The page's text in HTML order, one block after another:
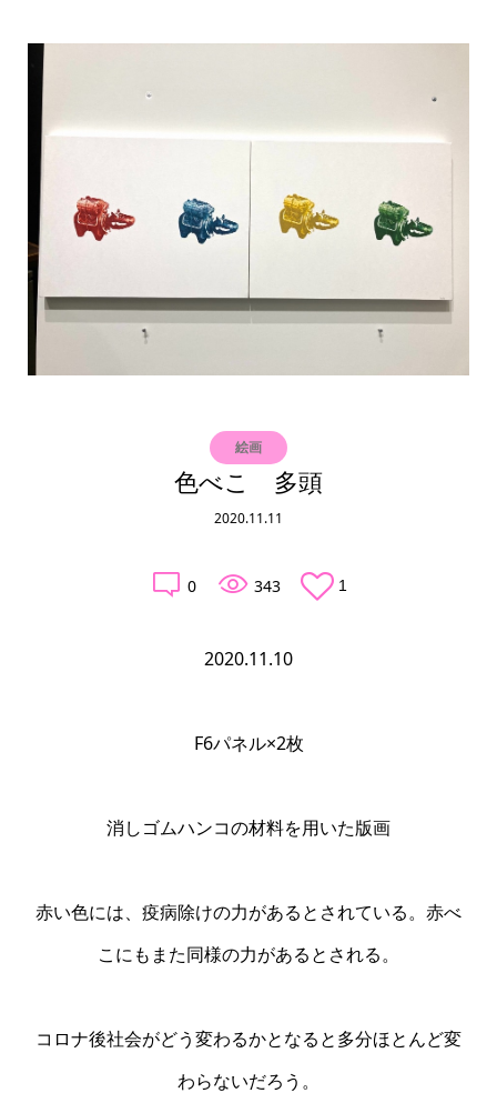
絵画
色べこ 多頭
2020.11.11
0 343 1
2020.11.10
F6パネル×2枚
消しゴムハンコの材料を用いた版画
赤い色には、疫病除けの力があるとされている。赤べ
こにもまた同様の力があるとされる。
コロナ後社会がどう変わるかとなると多分ほとんど変
わらないだろう。